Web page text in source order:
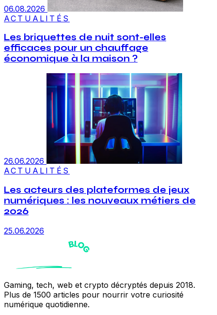
06.08.2026
ACTUALITÉS
Les briquettes de nuit sont-elles
efficaces pour un chauffage
économique à la maison ?
26.06.2026
ACTUALITÉS
Les acteurs des plateformes de jeux
numériques : les nouveaux métiers de
2026
25.06.2026
Gaming, tech, web et crypto décryptés depuis 2018.
Plus de 1500 articles pour nourrir votre curiosité
numérique quotidienne.